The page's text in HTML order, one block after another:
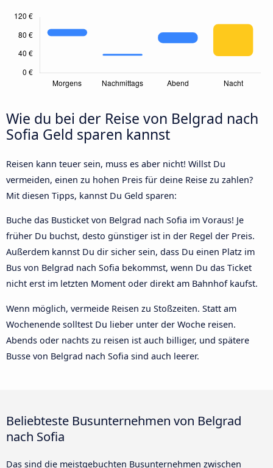
Wie du bei der Reise von Belgrad nach
Sofia Geld sparen kannst
Reisen kann teuer sein, muss es aber nicht! Willst Du
vermeiden, einen zu hohen Preis für deine Reise zu zahlen?
Mit diesen Tipps, kannst Du Geld sparen:
Buche das Busticket von Belgrad nach Sofia im Voraus! Je
früher Du buchst, desto günstiger ist in der Regel der Preis.
Außerdem kannst Du dir sicher sein, dass Du einen Platz im
Bus von Belgrad nach Sofia bekommst, wenn Du das Ticket
nicht erst im letzten Moment oder direkt am Bahnhof kaufst.
Wenn möglich, vermeide Reisen zu Stoßzeiten. Statt am
Wochenende solltest Du lieber unter der Woche reisen.
Abends oder nachts zu reisen ist auch billiger, und spätere
Busse von Belgrad nach Sofia sind auch leerer.
Beliebteste Busunternehmen von Belgrad
nach Sofia
Das sind die meistgebuchten Busunternehmen zwischen